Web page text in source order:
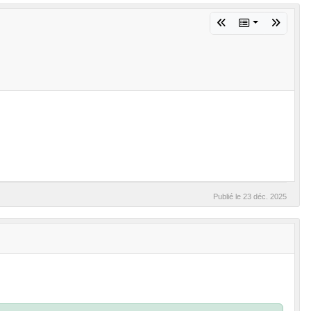
Publié le 23 déc. 2025